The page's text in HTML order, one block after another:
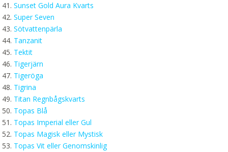
Sunset Gold Aura Kvarts
Super Seven
Sötvattenpärla
Tanzanit
Tektit
Tigerjärn
Tigeröga
Tigrina
Titan Regnbågskvarts
Topas Blå
Topas Imperial eller Gul
Topas Magisk eller Mystisk
Topas Vit eller Genomskinlig